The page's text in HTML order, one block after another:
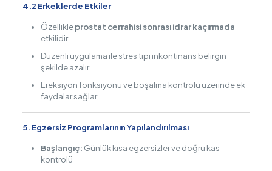
4.2 Erkeklerde Etkiler
Özellikleprostat cerrahisi sonrası idrar kaçırmada
etkilidir
Düzenli uygulama ile stres tipi inkontinans belirgin
şekilde azalır
Ereksiyon fonksiyonu ve boşalma kontrolü üzerinde ek
faydalar sağlar
5. Egzersiz Programlarının Yapılandırılması
Başlangıç: Günlük kısa egzersizler ve doğru kas
kontrolü